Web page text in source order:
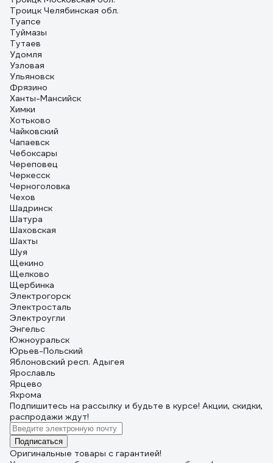
Троицк Челябинская обл.
Туапсе
Туймазы
Тутаев
Удомля
Узловая
Ульяновск
Фрязино
Ханты-Мансийск
Химки
Хотьково
Чайковский
Чапаевск
Чебоксары
Череповец
Черкесск
Черноголовка
Чехов
Шадринск
Шатура
Шаховская
Шахты
Шуя
Щекино
Щелково
Щербинка
Электрогорск
Электросталь
Электроугли
Энгельс
Южноуральск
Юрьев-Польский
Яблоновский респ. Адыгея
Ярославль
Ярцево
Яхрома
Подпишитесь на рассылку и будьте в курсе! Акции, скидки,
распродажи ждут!
Подписаться
Оригинальные товары с гарантией!